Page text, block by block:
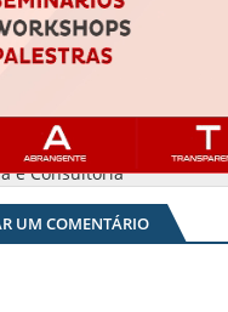
e Consultoria
UM COMENTÁRIO